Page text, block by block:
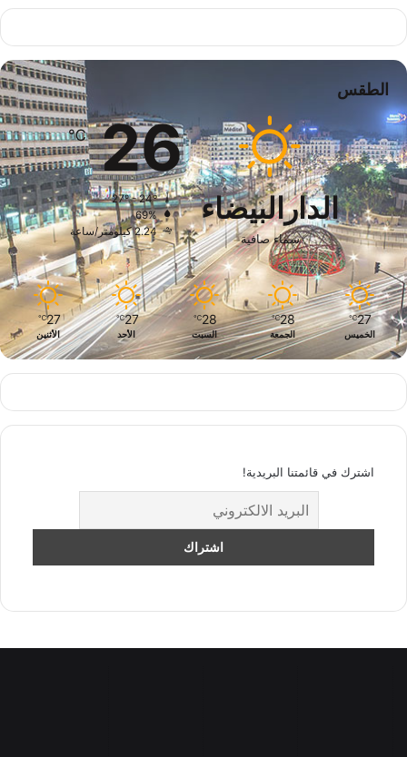
الطقس
الدارالبيضاء
سماء صافية
26
℃
27º - 24º
69%
2.24 كيلومتر/ساعة
27
℃
الخميس
28
℃
الجمعة
28
℃
السبت
27
℃
الأحد
27
℃
الأثنين
اشترك في قائمتنا البريدية!